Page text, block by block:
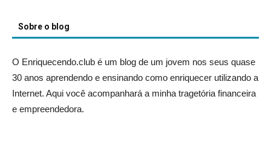
Sobre o blog
O Enriquecendo.club é um blog de um jovem nos seus quase
30 anos aprendendo e ensinando como enriquecer utilizando a
Internet. Aqui você acompanhará a minha tragetória financeira
e empreendedora.